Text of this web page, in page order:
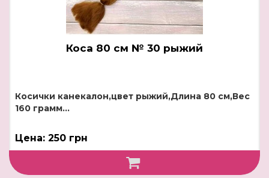
Коса 80 см № 30 рыжий
Косички канекалон,цвет рыжий,Длина 80 см,Вес
160 грамм...
Цена: 250 грн